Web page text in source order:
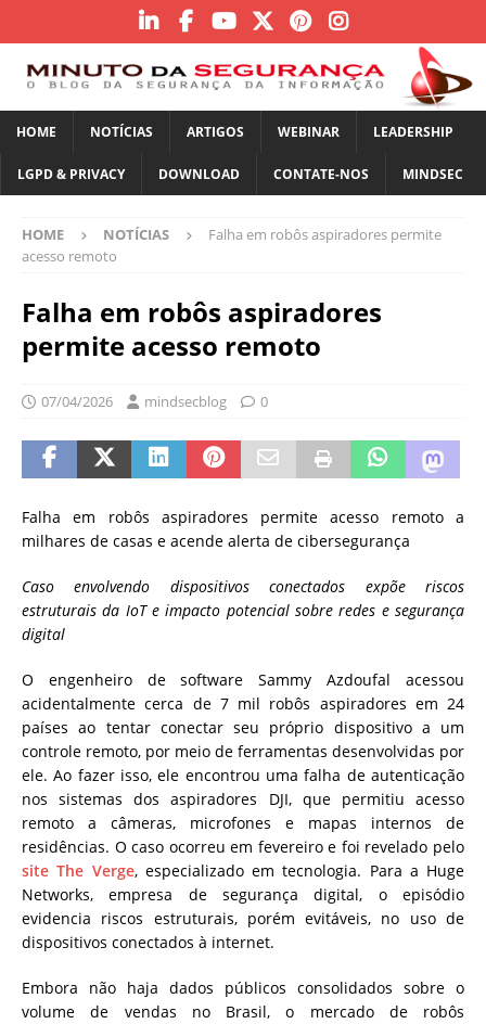
HOME NOTÍCIAS ARTIGOS WEBINAR LEADERSHIP
LGPD & PRIVACY DOWNLOAD CONTATE-NOS MINDSEC
HOME NOTÍCIAS
Falha em robôs aspiradores permite
acesso remoto
Falha em robôs aspiradores
permite acesso remoto
07/04/2026 mindsecblog 0
Falha em robôs aspiradores permite acesso remoto a
milhares de casas e acende alerta de cibersegurança
Caso envolvendo dispositivos conectados expõe riscos
estruturais da IoT e impacto potencial sobre redes e segurança
digital
O engenheiro de software Sammy Azdoufal acessou
acidentalmente cerca de 7 mil robôs aspiradores em 24
países ao tentar conectar seu próprio dispositivo a um
controle remoto, por meio de ferramentas desenvolvidas por
ele. Ao fazer isso, ele encontrou uma falha de autenticação
nos sistemas dos aspiradores DJI, que permitiu acesso
remoto a câmeras, microfones e mapas internos de
residências. O caso ocorreu em fevereiro e foi revelado pelo
site The Verge, especializado em tecnologia. Para a Huge
Networks, empresa de segurança digital, o episódio
evidencia riscos estruturais, porém evitáveis, no uso de
dispositivos conectados à internet.
Embora não haja dados públicos consolidados sobre o
volume de vendas no Brasil, o mercado de robôs